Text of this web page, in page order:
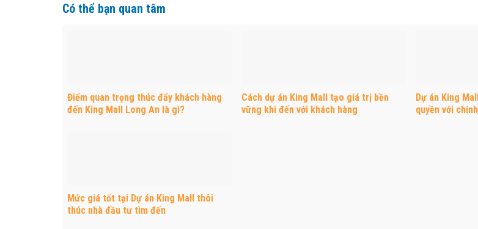
Có thể bạn quan tâm
Điểm quan trọng thúc đẩy khách hàng
đến King Mall Long An là gì?
Cách dự án King Mall tạo giá trị bền
vững khi đến với khách hàng
Dự án King
quyền với
Mức giá tốt tại Dự án King Mall thôi
thúc nhà đầu tư tìm đến